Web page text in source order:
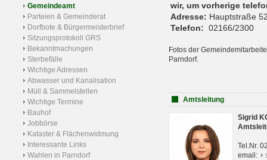
Gemeindeamt
Parteien & Gemeinderat
Dorfbote & Bürgermeisterbrief
Sitzungsprotokoll GRS
Bekanntmachungen
Sterbefälle
Wichtige Adressen
Abwasser und Kanalisation
Müll & Sammelstellen
Wichtige Termine
Bauhof
Jobbörse
Kataster & Flächenwidmung
Interessante Links
Wahlen in Parndorf
wir, um vorherige
Adresse: Hauptstraße
Telefon: 02166/2300
Fotos der
Parndorf.
Amtsleitung
Sigrid
Tel.Nr.
email: